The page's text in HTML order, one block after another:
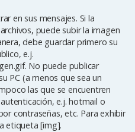
en sus mensajes. Si la
puede subir la imagen
debe guardar primero su
e.j.
No puede publicar
PC (a menos que sea un
las que se encuentren
e.j. hotmail o
contraseñas, etc. Para exhibir
etiqueta [img].